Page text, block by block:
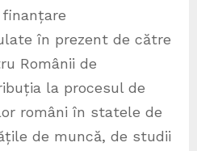
în prezent de către
Românii de
la procesul de
români în statele de
de muncă, de studii